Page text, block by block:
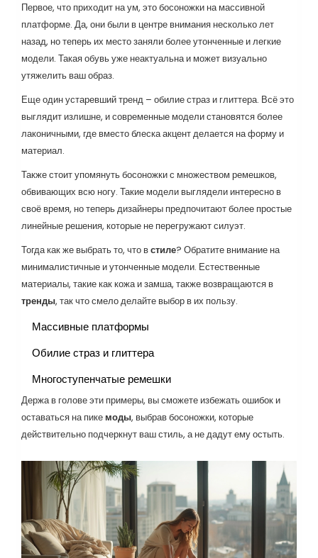
Первое, что приходит на ум, это босоножки на массивной
платформе. Да, они были в центре внимания несколько лет
назад, но теперь их место заняли более утонченные и легкие
модели. Такая обувь уже неактуальна и может визуально
утяжелить ваш образ.
Еще один устаревший тренд – обилие страз и глиттера. Всё это
выглядит излишне, и современные модели становятся более
лаконичными, где вместо блеска акцент делается на форму и
материал.
Также стоит упомянуть босоножки с множеством ремешков,
обвивающих всю ногу. Такие модели выглядели интересно в
своё время, но теперь дизайнеры предпочитают более простые
линейные решения, которые не перегружают силуэт.
Тогда как же выбрать то, что встиле? Обратите внимание на
минималистичные и утонченные модели. Естественные
материалы, такие как кожа и замша, также возвращаются в
тренды, так что смело делайте выбор в их пользу.
Массивные платформы
Обилие страз и глиттера
Многоступенчатые ремешки
Держа в голове эти примеры, вы сможете избежать ошибок и
оставаться на пике моды, выбрав босоножки, которые
действительно подчеркнут ваш стиль, а не дадут ему остыть.